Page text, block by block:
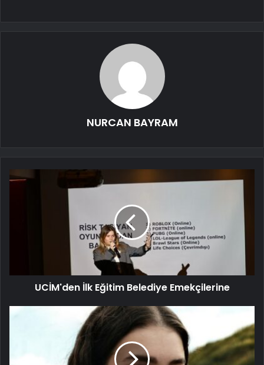
NURCAN BAYRAM
UCİM'den İlk Eğitim Belediye Emekçilerine